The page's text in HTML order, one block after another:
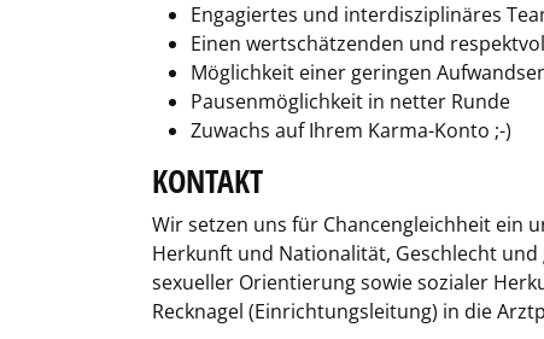
Engagiertes und interdisziplinäres
Einen wertschätzenden und
Möglichkeit einer geringen
Pausenmöglichkeit in netter Runde
Zuwachs auf Ihrem Karma-Konto ;-)
KONTAKT
Wir setzen uns für Chancengleichheit ein
Herkunft und Nationalität, Geschlecht
sexueller Orientierung sowie sozialer
Recknagel (Einrichtungsleitung) in die